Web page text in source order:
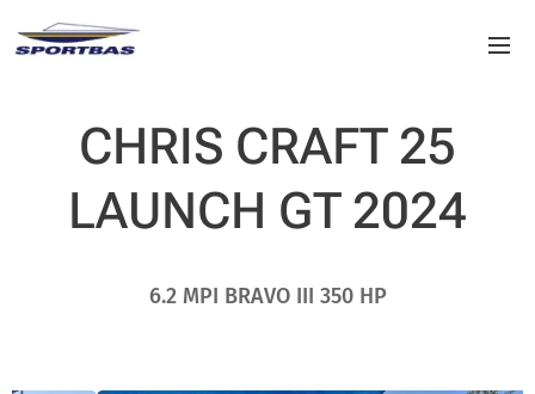
CHRIS CRAFT 25
LAUNCH GT 2024
6.2 MPI BRAVO III 350 HP